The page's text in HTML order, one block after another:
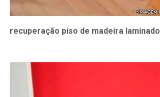
recuperação piso de madeira laminado